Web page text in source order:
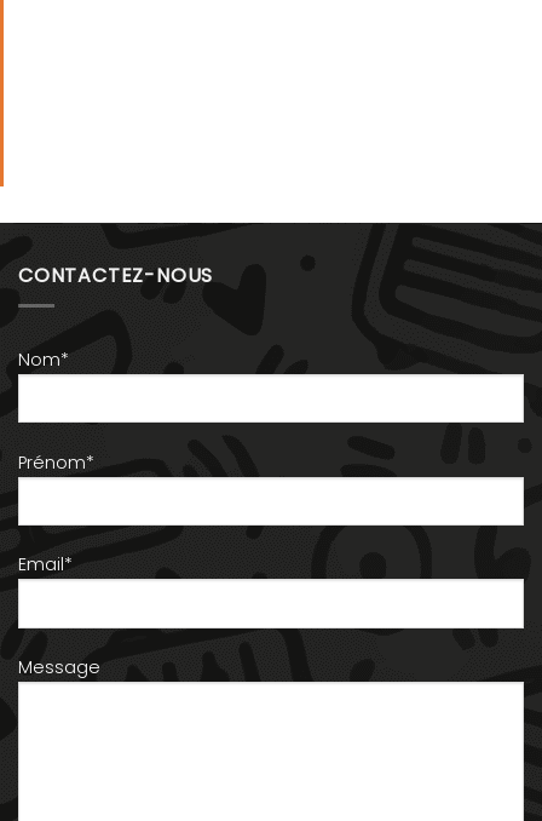
CONTACTEZ-NOUS
Nom*
Prénom*
Email*
Message